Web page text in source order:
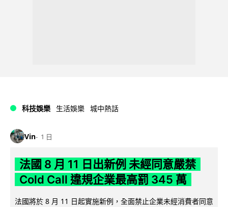
科技娛樂 生活娛樂 城中熱話
Vin 1 日
法國 8 月 11 日出新例 未經同意嚴禁
Cold Call 違規企業最高罰 345 萬
法國將於 8 月 11 日起實施新例，全面禁止企業未經消費者同意